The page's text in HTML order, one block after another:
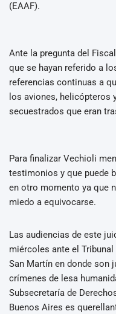
(EAAF).
Ante la pregunta del
que se hayan referido a
referencias continuas a
los aviones, helicópteros
secuestrados que eran
Para finalizar Vechioli
testimonios y que puede
en otro momento ya que
miedo a equivocarse.
Las audiencias de este
miércoles ante el
San Martín en donde son
crímenes de lesa
Subsecretaría de
Buenos Aires es